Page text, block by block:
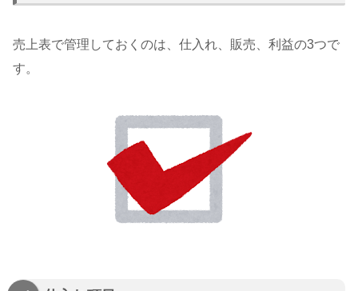
売上表で管理しておくのは、仕入れ、販売、利益の3つで
す。